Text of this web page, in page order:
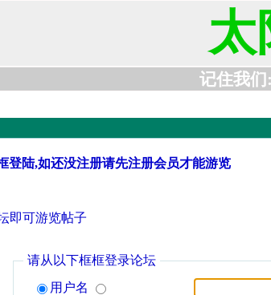
太
记住我们
登陆,如还没注册请先注册会员才能游览
即可游览帖子
请从以下框框登录论坛
用户名